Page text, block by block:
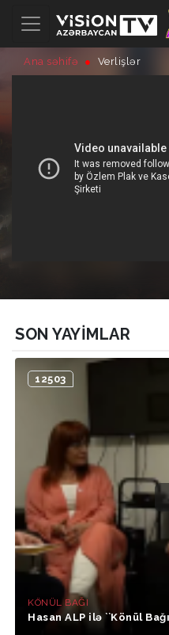
Ana səhifə Verlişlər
SON YAYIMLAR
12503
KÖNÜL BAĞI
Hasan ALP ilə ``Könül